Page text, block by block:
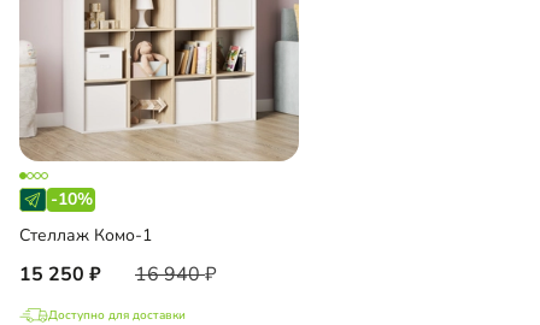
-10%
Стеллаж Комо-1
15 250 16 940
Доступно для доставки